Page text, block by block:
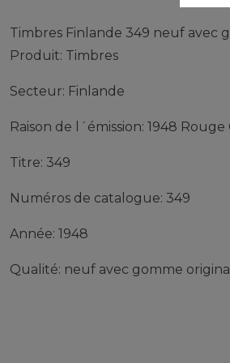
Timbres Finlande 349 neuf avec
Produit: Timbres
Secteur: Finlande
Raison de l´émission: 1948 Rouge
Titre: 349
Numéros de catalogue: 349
Année: 1948
Qualité: neuf avec gomme